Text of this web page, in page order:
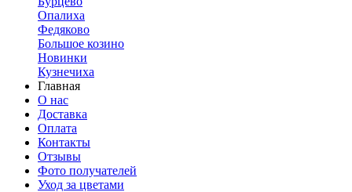
Опалиха
Федяково
Большое козино
Новинки
Кузнечиха
Главная
О нас
Доставка
Оплата
Контакты
Отзывы
Фото получателей
Уход за цветами